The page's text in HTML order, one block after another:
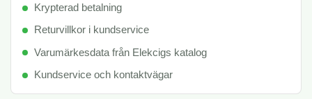
Krypterad betalning
Returvillkor i kundservice
Varumärkesdata från Elekcigs katalog
Kundservice och kontaktvägar